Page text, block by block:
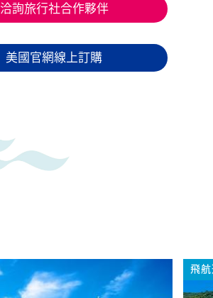
洽詢旅行社合作夥伴
美國官網線上訂購
飛